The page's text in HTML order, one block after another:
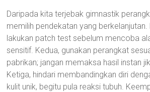
Daripada kita terjebak gimnastik
memilih pendekatan yang berkelanjutan.
lakukan patch test sebelum mencoba
sensitif. Kedua, gunakan perangkat
pabrikan; jangan memaksa hasil instan
Ketiga, hindari membandingkan diri
kulit unik, begitu pula reaksi tubuh.